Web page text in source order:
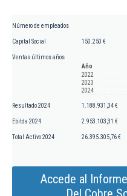
Número de empleados
Capital Social 150.250 €
Ventas últimos años
Año
2022
2023
2024
Resultado 2024 1.188.931,34 €
Ebitda 2024 2.953.103,31 €
Total Activo 2024 26.395.305,76 €
Accede al